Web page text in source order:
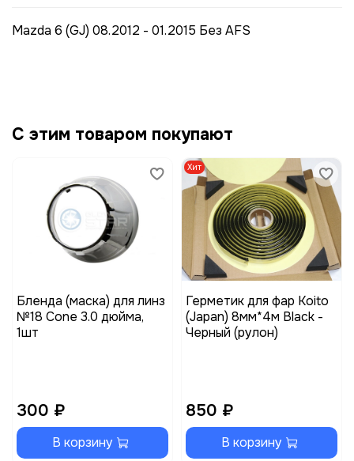
Mazda 6 (GJ) 08.2012 - 01.2015 Без AFS
С этим товаром покупают
Бленда (маска) для линз
№18 Cone 3.0 дюйма,
1шт
300 ₽
В корзину
Хит
Герметик для фар Koito
(Japan) 8мм*4м Black -
Черный (рулон)
850 ₽
В корзину